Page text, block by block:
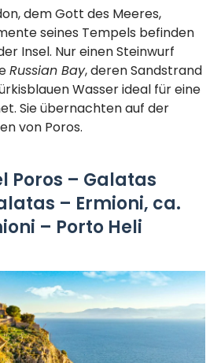
dem Gott des Meeres,
seines Tempels befinden
Insel. Nur einen Steinwurf
Russian Bay, deren Sandstrand
Wasser ideal für eine
Sie übernachten auf der
von Poros.
Poros – Galatas
– Ermioni, ca.
– Porto Heli